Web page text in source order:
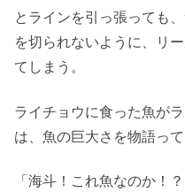
とラインを引っ張っても
を切られないように、リ
てしまう。
ライチョウに食った魚が
は、魚の巨大さを物語って
「海斗！これ魚なのか！？